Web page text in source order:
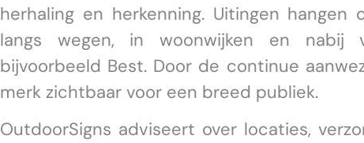
herhaling en herkenning. Uitingen hangen
langs wegen, in woonwijken en nabij
bijvoorbeeld Best. Door de continue
merk zichtbaar voor een breed publiek.
OutdoorSigns adviseert over locaties,